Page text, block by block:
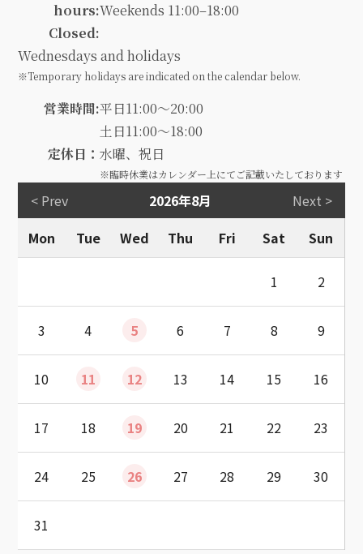
hours:Weekends 11:00–18:00
Closed:
Wednesdays and holidays
※Temporary holidays are indicated on the calendar below.
営業時間:平日11:00～20:00
土日11:00～18:00
定休日：水曜、祝日
※臨時休業はカレンダー上にてご記載いたしております
< Prev 2026年8月
Next >
Mon
Tue Wed Thu Fri Sat Sun
1 2
3 4 5 6 7 8 9
10 11 12 13 14 15 16
17 18 19 20 21 22 23
24 25 26 27 28 29 30
31